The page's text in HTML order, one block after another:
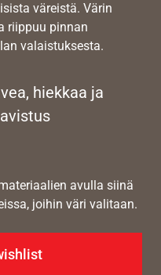
väreistä. Värin
riippuu pinnan
valaistuksesta.
hiekkaa ja
avulla siinä
joihin väri valitaan.